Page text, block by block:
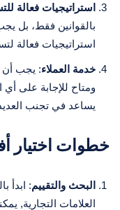
استراتيجيات فعالة
بالقوانين فقط، بل
استراتيجيات فعالة
خدمة العملاء: يجب أن
ومتاح للإجابة على
يساعد في تجنب
خطوات اختيار
البحث والتقييم: ابدأ
العلامات التجارية,